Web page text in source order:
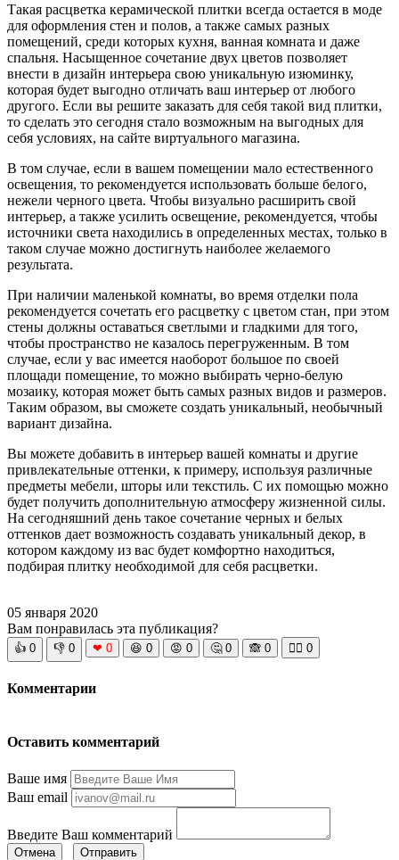
Такая расцветка керамической плитки всегда остается в моде
для оформления стен и полов, а также самых разных
помещений, среди которых кухня, ванная комната и даже
спальня. Насыщенное сочетание двух цветов позволяет
внести в дизайн интерьера свою уникальную изюминку,
которая будет выгодно отличать ваш интерьер от любого
другого. Если вы решите заказать для себя такой вид плитки,
то сделать это сегодня стало возможным на выгодных для
себя условиях, на сайте виртуального магазина.
В том случае, если в вашем помещении мало естественного
освещения, то рекомендуется использовать больше белого,
нежели черного цвета. Чтобы визуально расширить свой
интерьер, а также усилить освещение, рекомендуется, чтобы
источники света находились в определенных местах, только в
таком случае можно достигнуть наиболее желаемого
результата.
При наличии маленькой комнаты, во время отделки пола
рекомендуется сочетать его расцветку с цветом стан, при этом
стены должны оставаться светлыми и гладкими для того,
чтобы пространство не казалось перегруженным. В том
случае, если у вас имеется наоборот большое по своей
площади помещение, то можно выбирать черно-белую
мозаику, которая может быть самых разных видов и размеров.
Таким образом, вы сможете создать уникальный, необычный
вариант дизайна.
Вы можете добавить в интерьер вашей комнаты и другие
привлекательные оттенки, к примеру, используя различные
предметы мебели, шторы или текстиль. С их помощью можно
будет получить дополнительную атмосферу жизненной силы.
На сегодняшний день такое сочетание черных и белых
оттенков дает возможность создавать уникальный декор, в
котором каждому из вас будет комфортно находиться,
подбирая плитку необходимой для себя расцветки.
05 января 2020
Вам понравилась эта публикация?
👍 0 👎 0 ❤ 0 😆 0 😡 0 🤔 0 🙈 0 🧘‍♀️ 0
Комментарии
Оставить комментарий
Ваше имя
Ваш email
Введите Ваш комментарий
Отмена Отправить